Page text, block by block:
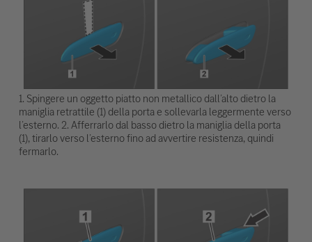
1. Spingere un oggetto piatto non metallico dall’alto dietro la
maniglia retrattile (1) della porta e sollevarla leggermente verso
l’esterno. 2. Afferrarlo dal basso dietro la maniglia della porta
(1), tirarlo verso l’esterno fino ad avvertire resistenza, quindi
fermarlo.